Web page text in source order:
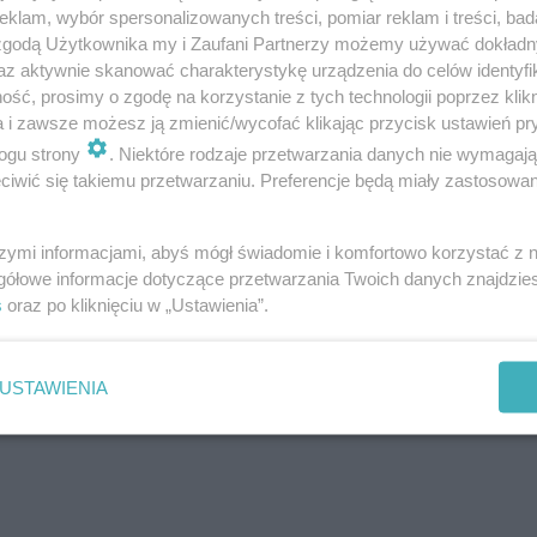
oraz jednostkami ratunkowymi, a także
do służby oraz solidarności w obliczu klęsk
Napisz do nas na adres
pokonał już wielu
wybór spersonalizowanych treści, pomiar reklam i treści,
Użytkownika my i Zaufani Partnerzy możemy używać
aktywnie skanować charakterystykę urządzenia do celów
prosimy o zgodę na korzystanie z tych technologii poprzez
i zawsze możesz ją zmienić/wycofać klikając przycisk ustawień
strony
. Niektóre rodzaje przetwarzania danych nie
się takiemu przetwarzaniu. Preferencje będą miały
informacjami, abyś mógł świadomie i komfortowo korzystać z
informacje dotyczące przetwarzania Twoich danych
oraz po kliknięciu w „Ustawienia”.
USTAWIENIA